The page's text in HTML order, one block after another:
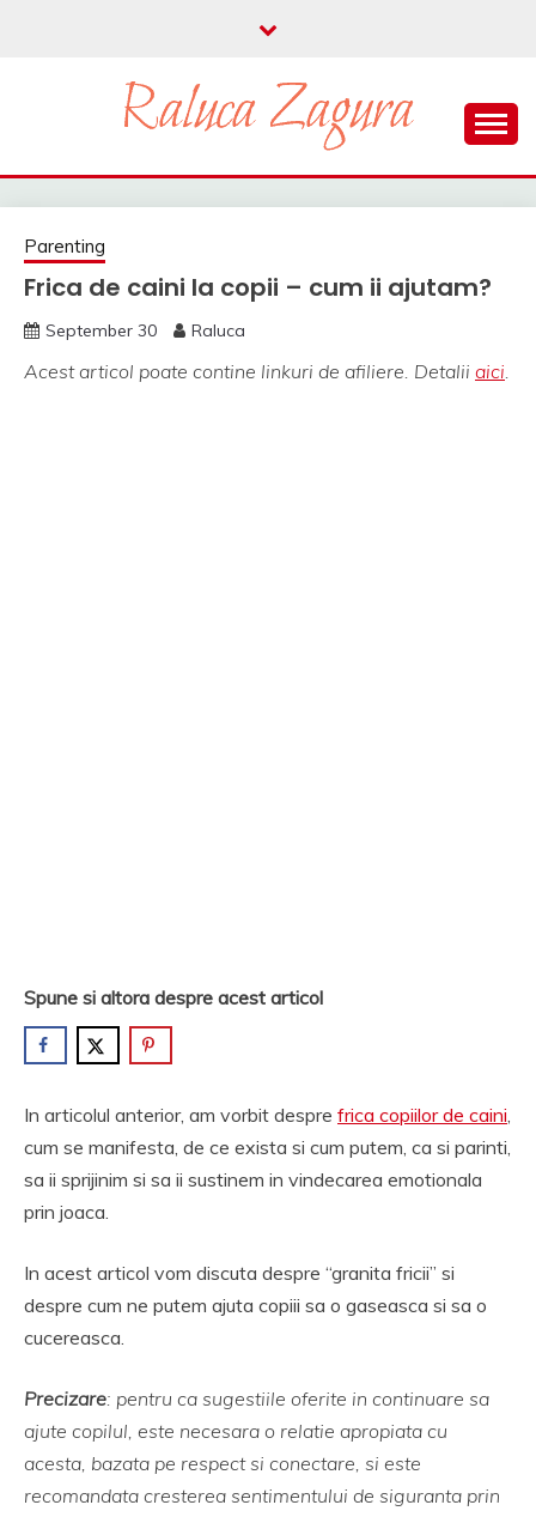
RALUCA ZAGURA
Parenting
Frica de caini la copii – cum ii ajutam?
September 30 Raluca
Acest articol poate contine linkuri de afiliere. Detalii aici.
Spune si altora despre acest articol
In articolul anterior, am vorbit despre frica copiilor de caini,
cum se manifesta, de ce exista si cum putem, ca si parinti,
sa ii sprijinim si sa ii sustinem in vindecarea emotionala
prin joaca.
In acest articol vom discuta despre “granita fricii” si
despre cum ne putem ajuta copiii sa o gaseasca si sa o
cucereasca.
Precizare: pentru ca sugestiile oferite in continuare sa
ajute copilul, este necesara o relatie apropiata cu
acesta, bazata pe respect si conectare, si este
recomandata cresterea sentimentului de siguranta prin